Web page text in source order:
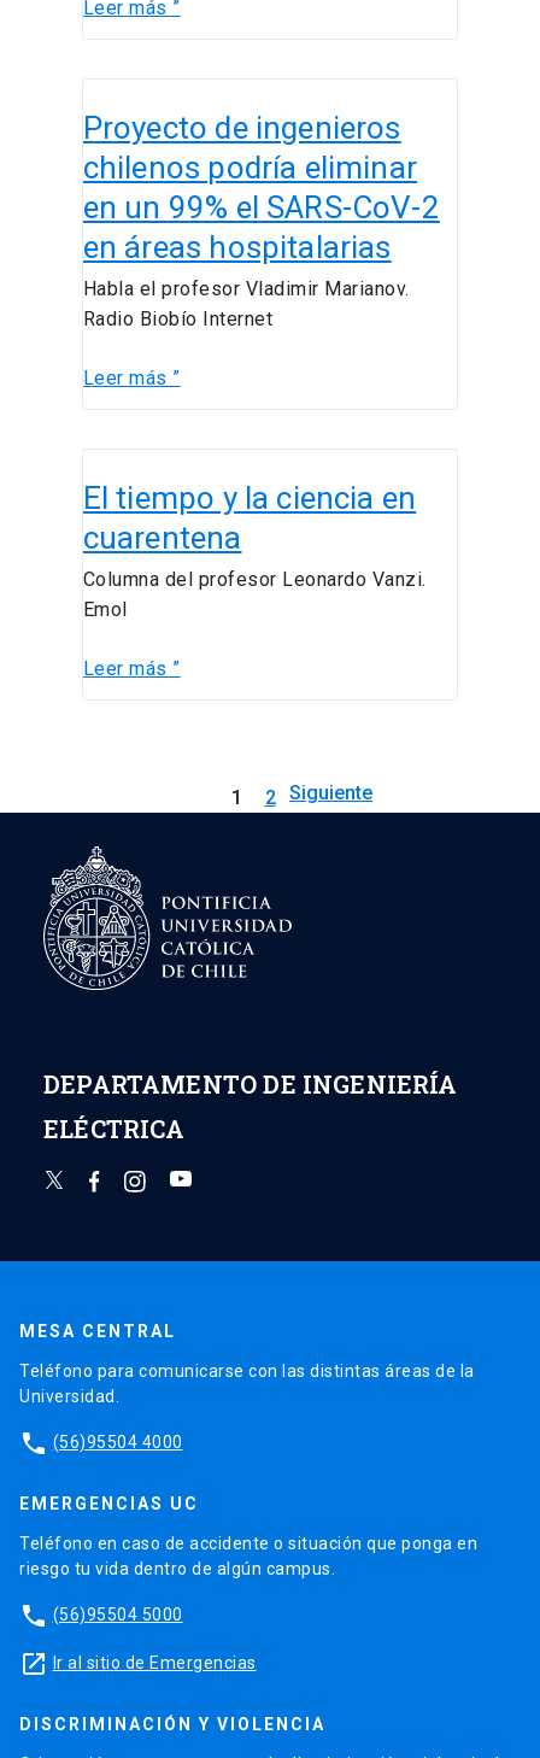
Leer más ”
Proyecto de ingenieros
chilenos podría eliminar
en un 99% el SARS-CoV-2
en áreas hospitalarias
Habla el profesor Vladimir Marianov.
Radio Biobío Internet
de
ingenieros
chilenos
podría
eliminar
el
SARS-
en
áreas
hospitalarias
Leer más ”
El tiempo y la ciencia en
cuarentena
Columna del profesor Leonardo Vanzi.
Emol
tiempo
la
ciencia
en
Leer más ”
1 2
Siguiente
→
DEPARTAMENTO DE INGENIERÍA
ELÉCTRICA
MESA CENTRAL
Teléfono para comunicarse con las distintas áreas de la
Universidad.
phone (56)95504 4000
EMERGENCIAS UC
Teléfono en caso de accidente o situación que ponga en
riesgo tu vida dentro de algún campus.
phone (56)95504 5000
launch Ir al sitio de Emergencias
DISCRIMINACIÓN Y VIOLENCIA